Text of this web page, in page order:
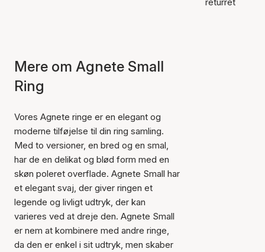
Mere om Agnete Small
Ring
Vores Agnete ringe er en elegant og
moderne tilføjelse til din ring samling.
Med to versioner, en bred og en smal,
har de en delikat og blød form med en
skøn poleret overflade. Agnete Small har
et elegant svaj, der giver ringen et
legende og livligt udtryk, der kan
varieres ved at dreje den. Agnete Small
er nem at kombinere med andre ringe,
da den er enkel i sit udtryk, men skaber